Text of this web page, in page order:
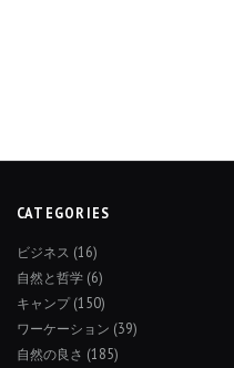
CATEGORIES
ビジネス (16)
自然と哲学 (6)
キャンプ(150)
ワーケーション (39)
自然の良さ (185)